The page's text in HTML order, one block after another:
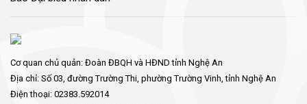
Cơ quan chủ quản: Đoàn ĐBQH và HĐND tỉnh Nghệ An
Địa chỉ: Số 03, đường Trường Thi, phường Trường Vinh, tỉnh Nghệ An
Điện thoại: 02383.592014